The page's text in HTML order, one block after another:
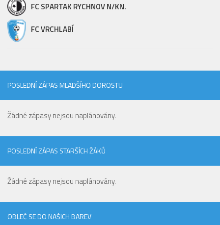
FC SPARTAK RYCHNOV N/KN.
FC VRCHLABÍ
POSLEDNÍ ZÁPAS MLADŠÍHO DOROSTU
Žádné zápasy nejsou naplánovány.
POSLEDNÍ ZÁPAS STARŠÍCH ŽÁKŮ
Žádné zápasy nejsou naplánovány.
OBLEČ SE DO NAŠICH BAREV